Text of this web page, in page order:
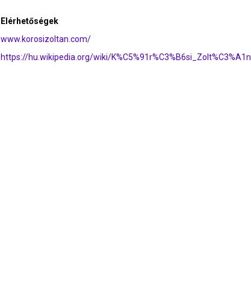
Elérhetőségek
www.korosizoltan.com/
https://hu.wikipedia.org/wiki/K%C5%91r%C3%B6si_Zolt%C3%A1n